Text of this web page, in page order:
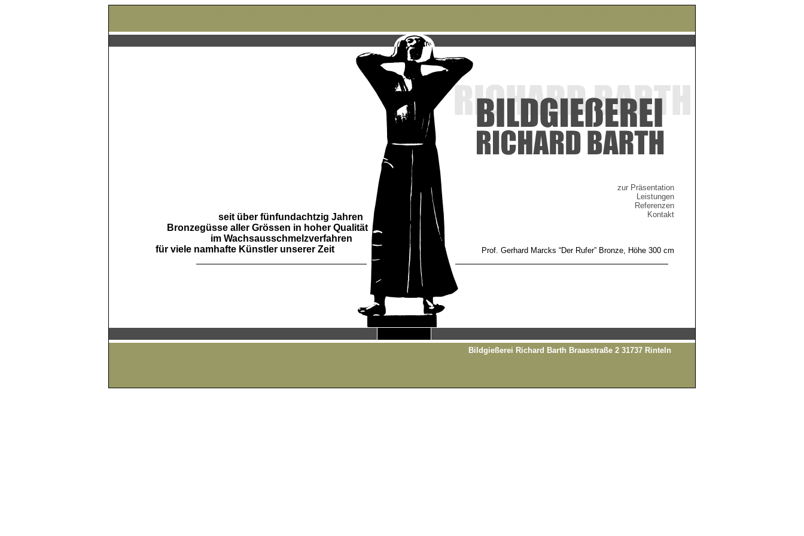
seit über fünfundachtzig Jahren
Bronzegüsse aller Grössen in hoher Qualität
im Wachsausschmelzverfahren
für viele namhafte Künstler unserer Zeit
zur Präsentation
Leistungen
Referenzen
Kontakt
Prof. Gerhard Marcks “Der Rufer” Bronze, Höhe 300 cm
Bildgießerei Richard Barth Braasstraße 2 31737 Rinteln